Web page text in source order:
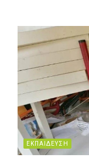
ΕΚΠΑΙΔΕΥΣΗ